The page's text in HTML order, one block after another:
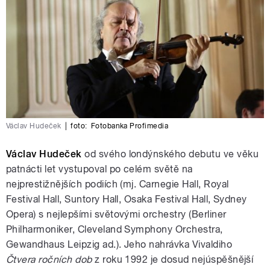
Václav Hudeček foto: Fotobanka Profimedia
Václav Hudeček od svého londýnského debutu ve věku
patnácti let vystupoval po celém světě na
nejprestižnějších podiích (mj. Carnegie Hall, Royal
Festival Hall, Suntory Hall, Osaka Festival Hall, Sydney
Opera) s nejlepšími světovými orchestry (Berliner
Philharmoniker, Cleveland Symphony Orchestra,
Gewandhaus Leipzig ad.). Jeho nahrávka Vivaldiho
Čtvera ročních dobz roku 1992 je dosud nejúspěšnější